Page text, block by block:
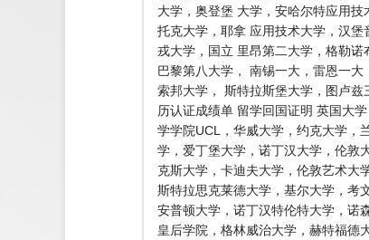
大学，奥登堡 大学，安哈尔特应用
托克大学，耶拿 应用技术大学，汉
戎大学，国立 里昂第二大学，格勒
巴黎第八大学， 南锡一大，雷恩一
索邦大学， 斯特拉斯堡大学，图卢
历认证成绩单 留学回国证明 英国大
学学院UCL，华威大学，约克大学，
学，爱丁堡大学，诺丁汉大学，伦敦
克斯大学，卡迪夫大学，伦敦艺术大
斯特拉思克莱德大学，基尔大学，考
安普顿大学，诺丁汉特伦特大学，诺
皇后学院，格林威治大学，赫特福德